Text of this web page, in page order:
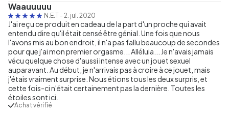
Waauuuuu
N.E.T - 2. jul. 2020
J'ai reçu ce produit en cadeau de la part d'un proche qui avait
entendu dire qu'il était censé être génial. Une fois que nous
l'avons mis au bon endroit, il n'a pas fallu beaucoup de secondes
pour que j'ai mon premier orgasme... Alléluia... Je n'avais jamais
vécu quelque chose d'aussi intense avec un jouet sexuel
auparavant. Au début, je n'arrivais pas à croire à ce jouet, mais
j'étais vraiment surprise. Nous étions tous les deux surpris, et
cette fois-ci n'était certainement pas la dernière. Toutes les
étoiles sont ici.
Achat vérifié